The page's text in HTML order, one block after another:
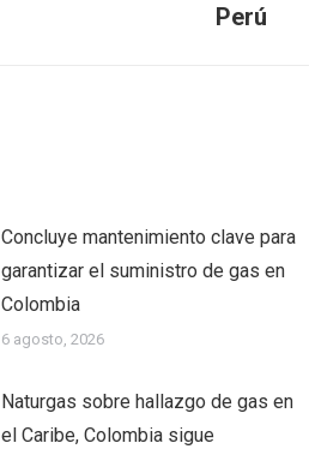
Perú
Concluye mantenimiento clave para
garantizar el suministro de gas en
Colombia
6 agosto, 2026
Naturgas sobre hallazgo de gas en
el Caribe, Colombia sigue